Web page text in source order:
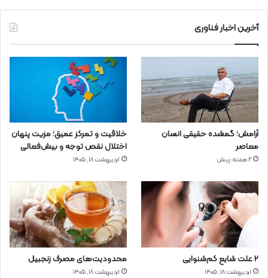
آخرین اخبار فناوری
آرامش؛ گمشده حقیقی انسان
معاصر
2 هفته پیش
خلاقیت و تمرکز عمیق؛ مزیت پنهان
اختلال نقص توجه و بیش‌فعالی
اردیبهشت ۱۸, ۱۴۰۵
۲ علت شایع‌ کم‌شنوایی
اردیبهشت ۱۸, ۱۴۰۵
محدودیت‌های مصرف زنجبیل
اردیبهشت ۱۸, ۱۴۰۵